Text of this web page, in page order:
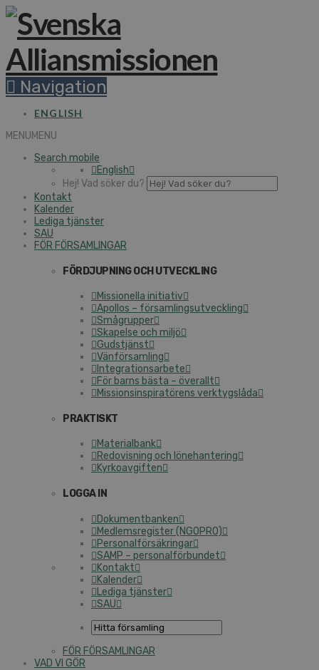
Navigation
ENGLISH
MENUMENU
Search mobile
English
Hej! Vad söker du?
Kontakt
Kalender
Lediga tjänster
SAU
FÖR FÖRSAMLINGAR
FÖRDJUPNING OCH UTVECKLING
Missionella initiativ
Apollos – församlingsutveckling
Smågrupper
Skapelse och miljö
Gudstjänst
Vänförsamling
Integrationsarbete
För barns bästa – överallt
Missionsinspiratörens verktygslåda
PRAKTISKT
Materialbank
Redovisning och lönehantering
Kyrkoavgiften
LOGGA IN
Dokumentbanken
Medlemsregister (NGOPRO)
Personalförsäkringar
SAMP – personalförbundet
Kontakt
Kalender
Lediga tjänster
SAU
FÖR FÖRSAMLINGAR
VAD VI GÖR